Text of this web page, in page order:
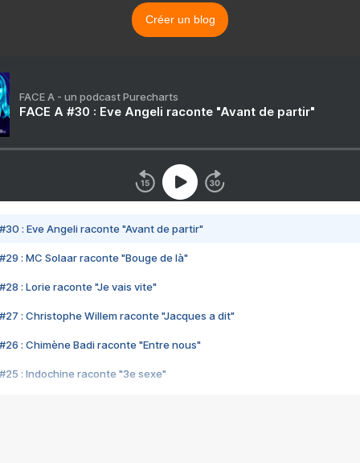
Créer un blog
FACE A - un podcast Purecharts
FACE A #30 : Eve Angeli raconte "Avant de partir"
#30 : Eve Angeli raconte "Avant de partir"
#29 : MC Solaar raconte "Bouge de là"
#28 : Lorie raconte "Je vais vite"
#27 : Christophe Willem raconte "Jacques a dit"
#26 : Chimène Badi raconte "Entre nous"
#25 : Indochine raconte "3e sexe"